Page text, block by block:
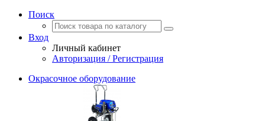
Поиск
Вход
Личный кабинет
Авторизация / Регистрация
Окрасочное оборудование